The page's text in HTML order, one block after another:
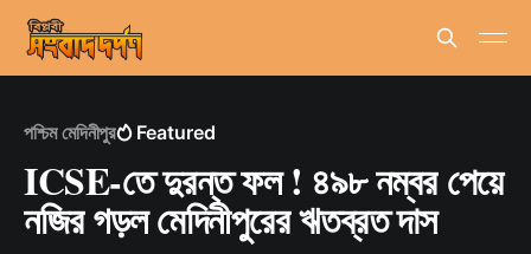
পশ্চিম মেদিনীপুর Featured
ICSE-তে দুরন্ত ফল ! ৪৯৮ নম্বর পেয়ে
নজির গড়ল মেদিনীপুরের ঋতব্রত দাস